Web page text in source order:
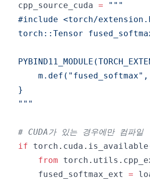
cpp_source_cuda =
"""
# CUDA가 있는 경우에만 컴파일
if torch . cuda . is_available
from torch . utils .
    fused_softmax_ext
=